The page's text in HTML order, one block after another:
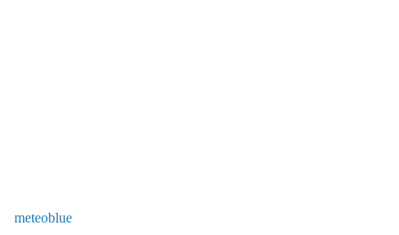
meteoblue